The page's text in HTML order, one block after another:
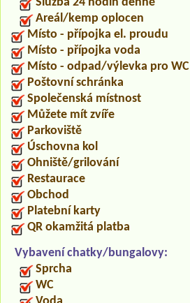
Areál/kemp oplocen
Místo - přípojka el. proudu
Místo - přípojka voda
Místo - odpad/výlevka pro WC
Poštovní schránka
Společenská místnost
Můžete mít zvíře
Parkoviště
Úschovna kol
Ohniště/grilování
Restaurace
Obchod
Platební karty
QR okamžitá platba
Vybavení chatky/bungalovy:
Sprcha
WC